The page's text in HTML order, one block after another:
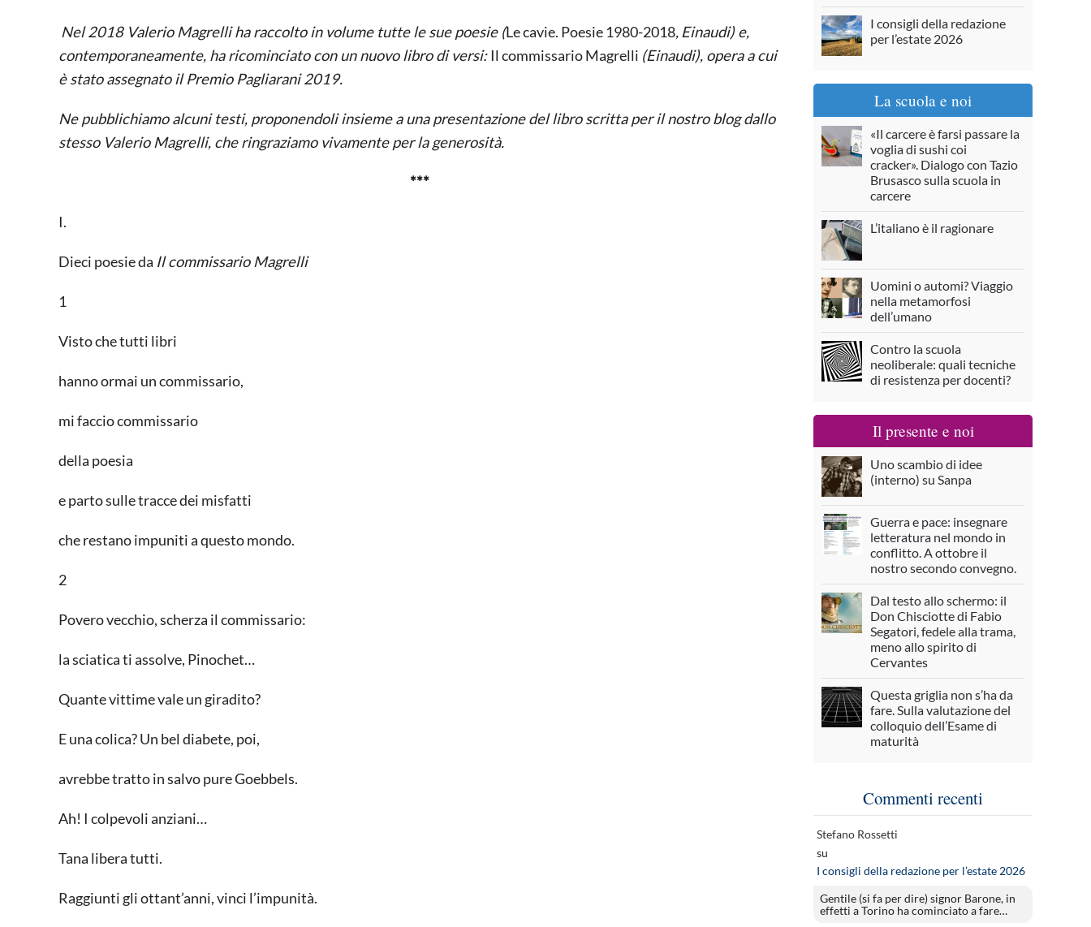
Nel 2018 Valerio Magrelli ha raccolto in volume tutte le sue poesie (Le cavie. Poesie 1980-2018, Einaudi) e,
contemporaneamente, ha ricominciato con un nuovo libro di versi:Il commissario Magrelli (Einaudi), opera a cui
è stato assegnato il Premio Pagliarani 2019.
Ne pubblichiamo alcuni testi, proponendoli insieme a una presentazione del libro scritta per il nostro blog dallo
stesso Valerio Magrelli, che ringraziamo vivamente per la generosità.
***
I.
Dieci poesie da Il commissario Magrelli
1
Visto che tutti libri
hanno ormai un commissario,
mi faccio commissario
della poesia
e parto sulle tracce dei misfatti
che restano impuniti a questo mondo.
2
Povero vecchio, scherza il commissario:
la sciatica ti assolve, Pinochet…
Quante vittime vale un giradito?
E una colica? Un bel diabete, poi,
avrebbe tratto in salvo pure Goebbels.
Ah! I colpevoli anziani…
Tana libera tutti.
Raggiunti gli ottant’anni, vinci l’impunità.
I consigli della redazione
per l’estate 2026
La scuola e noi
«Il carcere è farsi passare la
voglia di sushi coi
cracker». Dialogo con Tazio
Brusasco sulla scuola in
carcere
L’italiano è il ragionare
Uomini o automi? Viaggio
nella metamorfosi
dell’umano
Contro la scuola
neoliberale: quali tecniche
di resistenza per docenti?
Il presente e noi
Uno scambio di idee
(interno) su Sanpa
Guerra e pace: insegnare
letteratura nel mondo in
conflitto. A ottobre il
nostro secondo convegno.
Dal testo allo schermo: il
Don Chisciotte di Fabio
Segatori, fedele alla trama,
meno allo spirito di
Cervantes
Questa griglia non s’ha da
fare. Sulla valutazione del
colloquio dell’Esame di
maturità
Commenti recenti
Stefano Rossetti
su
I consigli della redazione per l’estate 2026
Gentile (si fa per dire) signor Barone, in
effetti a Torino ha cominciato a fare…